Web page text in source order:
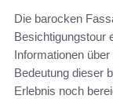
Die barocken
Besichtigungstour
Informationen
Bedeutung dieser
Erlebnis noch